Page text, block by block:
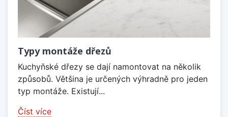
Typy montáže dřezů
Kuchyňské dřezy se dají namontovat na několik
způsobů. Většina je určených výhradně pro jeden
typ montáže. Existují...
Číst více